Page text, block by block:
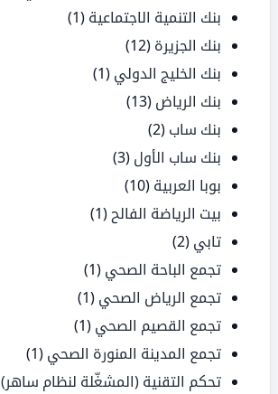
بنك التنمية الاجتماعية (1)
بنك الجزيرة (12)
بنك الخليج الدولي (1)
بنك الرياض (13)
بنك ساب (2)
بنك ساب الأول (3)
بوبا العربية (10)
بيت الرياضة الفالح (1)
تابي (2)
تجمع الباحة الصحي (1)
تجمع الرياض الصحي (1)
تجمع القصيم الصحي (1)
تجمع المدينة المنورة الصحي (1)
تحكم التقنية (المشغّلة لنظام ساهر)